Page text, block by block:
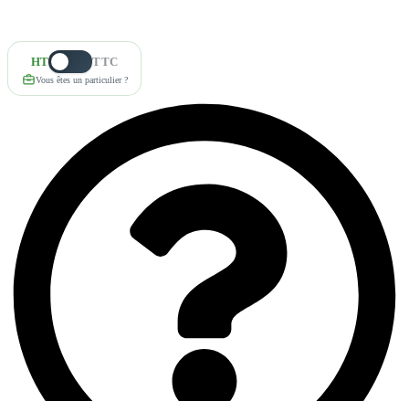
HT TTC
Vous êtes un particulier ?